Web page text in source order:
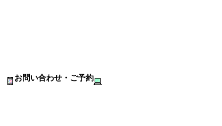
お問い合わせ・ご予約